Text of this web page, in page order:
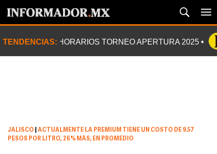
TENDENCIAS: HORARIOS TORNEO APERTURA 2025
JALISCO
ACTUALMENTE LA PREMIUM TIENE UN COSTO DE 9.57
PESOS POR LITRO, 26% MÁS, EN PROMEDIO